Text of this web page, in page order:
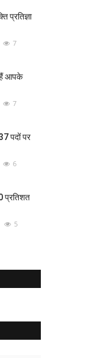
प्रतिज्ञा
7
आपके
7
पदों पर
6
प्रतिशत
5